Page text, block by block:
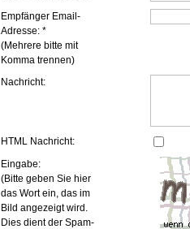
Empfänger Email-
Adresse: *
(Mehrere bitte mit
Komma trennen)
Nachricht:
HTML Nachricht:
Eingabe:
(Bitte geben Sie hier
das Wort ein, das im
Bild angezeigt wird.
Dies dient der Spam-